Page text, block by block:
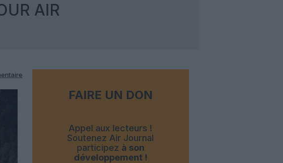
AIR
FAIRE UN DON
Appel aux lecteurs !
Soutenez Air Journal
participez à son
développement !